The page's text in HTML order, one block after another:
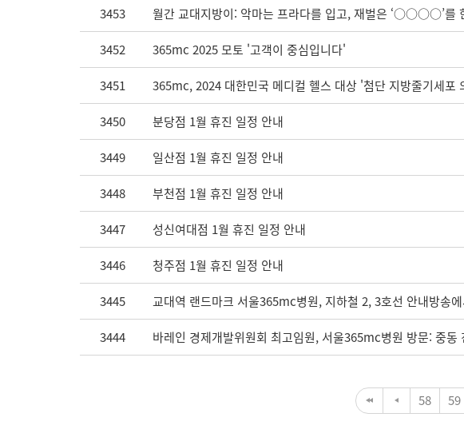
3453 월간 교대지방이: 악마는 프라다를 입고, 재벌은 ‘○○○○’를
3452 365mc 2025 모토 '고객이 중심입니다'
3451 365mc, 2024 대한민국 메디컬 헬스 대상 '첨단 지방줄기세포
3450 분당점 1월 휴진 일정 안내
3449 일산점 1월 휴진 일정 안내
3448 부천점 1월 휴진 일정 안내
3447 성신여대점 1월 휴진 일정 안내
3446 청주점 1월 휴진 일정 안내
3445 교대역 랜드마크 서울365mc병원, 지하철 2, 3호선 안내방송
3444 바레인 경제개발위원회 최고임원, 서울365mc병원 방문: 중
58 59